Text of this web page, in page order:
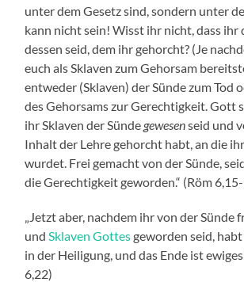
unter dem Gesetz sind, sondern unter
kann nicht sein! Wisst ihr nicht, dass ihr
dessen seid, dem ihr gehorcht? (Je
euch als Sklaven zum Gehorsam
entweder (Sklaven) der Sünde zum Tod
des Gehorsams zur Gerechtigkeit. Gott
ihr Sklaven der Sünde gewesenseid und
Inhalt der Lehre gehorcht habt, an die
wurdet. Frei gemacht von der Sünde,
die Gerechtigkeit geworden.“ (Röm
„Jetzt aber, nachdem ihr von der Sünde
und Sklaven Gottesgeworden seid,
in der Heiligung, und das Ende ist ewiges
6,22)